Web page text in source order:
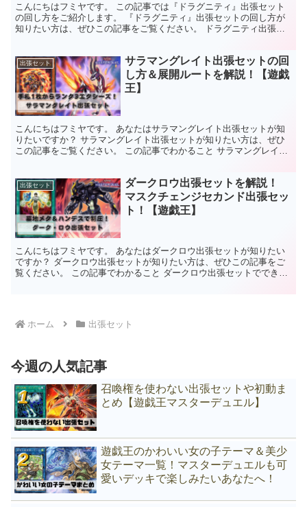
こんにちはフミヤです。 この記事では『ドラグニティ』出張セット
の回し方をご紹介します。 『ドラグニティ』出張セットの回し方が
知りたい方は、ぜひこの記事をご覧ください。 ドラグニティ出張セ
出張セット
サラマングレイト出張セットの回
し方＆展開ルートを解説！【遊戯
王】
こんにちはフミヤです。 あなたはサラマングレイト出張セットが知
りたいですか？ サラマングレイト出張セットが知りたい方は、ぜひ
この記事をご覧ください。 この記事でわかること サラマングレイト
出張セット
ダークロウ出張セットを解説！
マスクチェンジセカンド出張セッ
ト！【遊戯王】
こんにちはフミヤです。 あなたはダークロウ出張セットが知りたい
ですか？ ダークロウ出張セットが知りたい方は、ぜひこの記事をご
覧ください。 この記事でわかること ダークロウ出張セットでできる
ホーム 出張セット
今週の人気記事
召喚権を使わない出張セットや初動ま
とめ【遊戯王マスターデュエル】
遊戯王のかわいい女の子テーマ＆美少
女テーマ一覧！マスターデュエルも可
愛いデッキで楽しみたいあなたへ！